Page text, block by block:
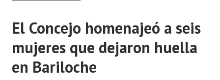
Informes de Gestión
Proyectos Presentados
El Concejo homenajeó a seis
mujeres que dejaron huella
en Bariloche